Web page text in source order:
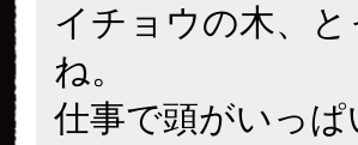
イチョウの木、
ね。
仕事で頭がいっ